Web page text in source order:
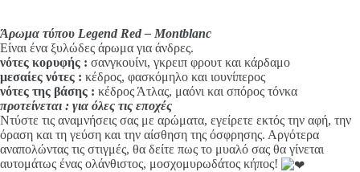
Άρωμα τύπου Legend Red – Montblanc
Είναι ένα ξυλώδες άρωμα για άνδρες.
νότες κορυφής : σανγκουίνι, γκρειπ φρουτ και κάρδαμο
μεσαίες νότες : κέδρος, φασκόμηλο και ιουνίπερος
νότες της βάσης : κέδρος Άτλας, μαόνι και σπόρος τόνκα
προτείνεται : για όλες τις εποχές
Ντύστε τις αναμνήσεις σας με αρώματα, εγείρετε εκτός την αφή, την
όραση και τη γεύση και την αίσθηση της όσφρησης. Αργότερα
αναπολώντας τις στιγμές, θα δείτε πως το μυαλό σας θα γίνεται
αυτομάτως ένας ολάνθιστος, μοσχομυρωδάτος κήπος!